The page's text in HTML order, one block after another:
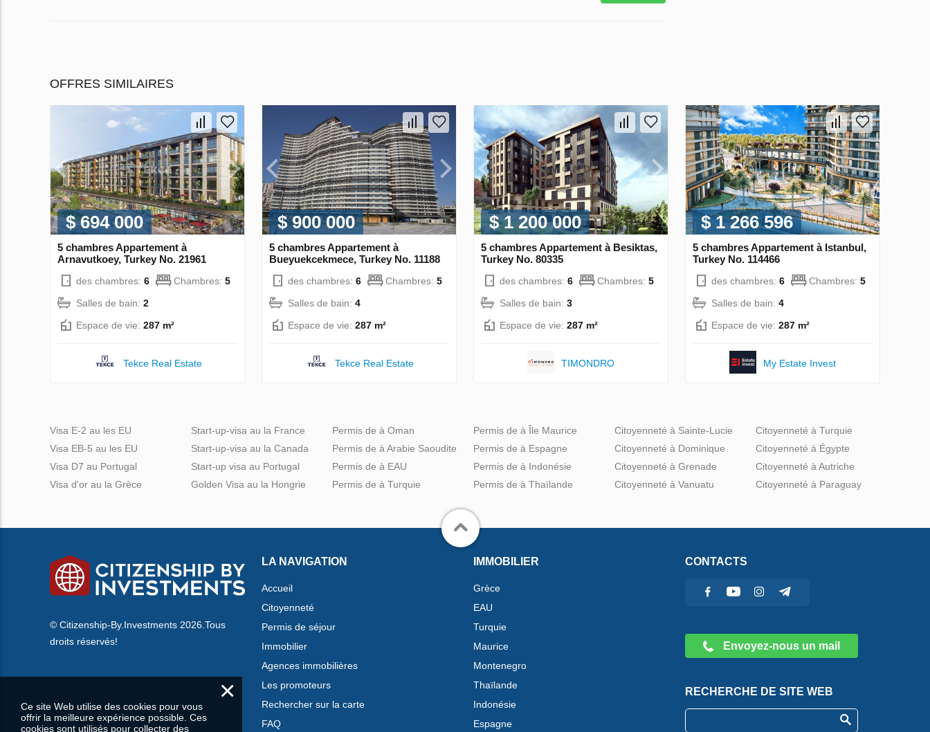
OFFRES SIMILAIRES
$ 694 000
5 chambres Appartement à
Arnavutkoey, Turkey No. 21961
des chambres: 6 Chambres: 5
Salles de bain: 2
Espace de vie: 287 m²
Tekce Real Estate
$ 900 000
5 chambres Appartement à
Bueyuekcekmece, Turkey No. 11188
des chambres: 6 Chambres: 5
Salles de bain: 4
Espace de vie: 287 m²
Tekce Real Estate
$ 1 200 000
5 chambres Appartement à Besiktas,
Turkey No. 80335
des chambres: 6 Chambres: 5
Salles de bain: 3
Espace de vie: 287 m²
TIMONDRO
$ 1 266 596
5 chambres Appartement à Istanbul,
Turkey No. 114466
des chambres: 6 Chambres: 5
Salles de bain: 4
Espace de vie: 287 m²
My Estate Invest
Visa E-2 au les EU
Visa EB-5 au les EU
Visa D7 au Portugal
Visa d'or au la Grèce
Start-up-visa au la France
Start-up-visa au la Canada
Start-up visa au Portugal
Golden Visa au la Hongrie
Permis de à Oman
Permis de à Arabie Saoudite
Permis de à EAU
Permis de à Turquie
Permis de à Île Maurice
Permis de à Espagne
Permis de à Indonésie
Permis de à Thaïlande
Citoyenneté à Sainte-Lucie
Citoyenneté à Dominique
Citoyenneté à Grenade
Citoyenneté à Vanuatu
Citoyenneté à Turquie
Citoyenneté à Égypte
Citoyenneté à Autriche
Citoyenneté à Paraguay
© Citizenship-By.Investments 2026.Tous
droits réservés!
LA NAVIGATION
Accueil
Citoyenneté
Permis de séjour
Immobilier
Agences immobilières
Les promoteurs
Rechercher sur la carte
FAQ
IMMOBILIER
Grèce
EAU
Turquie
Maurice
Montenegro
Thaïlande
Indonésie
Espagne
CONTACTS
Envoyez-nous un mail
RECHERCHE DE SITE WEB
×
Ce site Web utilise des cookies pour vous
offrir la meilleure expérience possible. Ces
cookies sont utilisés pour collecter des